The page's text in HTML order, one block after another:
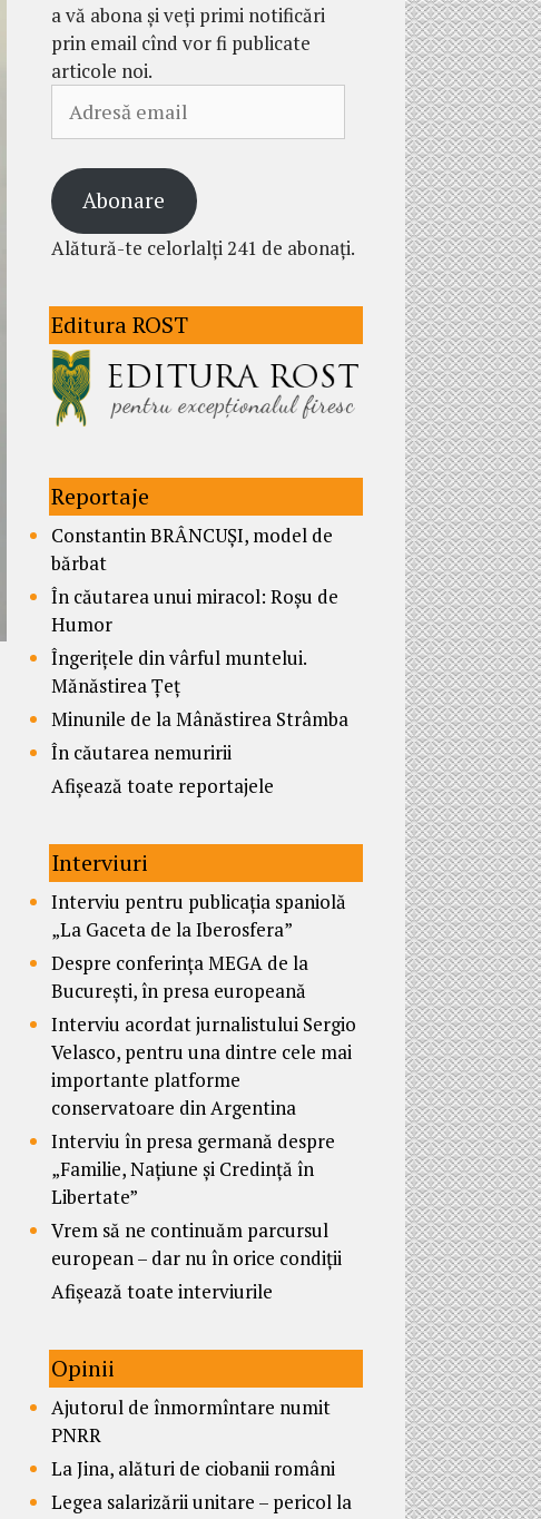
a vă abona și veți primi notificări
prin email cînd vor fi publicate
articole noi.
email
Abonare
Alătură-te celorlalți 241 de abonați.
Editura ROST
Reportaje
Constantin BRÂNCUȘI, model de
bărbat
În căutarea unui miracol: Roșu de
Humor
Îngerițele din vârful muntelui.
Mănăstirea Țeț
Minunile de la Mânăstirea Strâmba
În căutarea nemuririi
Afișează toate reportajele
Interviuri
Interviu pentru publicația spaniolă
„La Gaceta de la Iberosfera”
Despre conferința MEGA de la
București, în presa europeană
Interviu acordat jurnalistului Sergio
Velasco, pentru una dintre cele mai
importante platforme
conservatoare din Argentina
Interviu în presa germană despre
„Familie, Națiune și Credință în
Libertate”
Vrem să ne continuăm parcursul
european – dar nu în orice condiții
Afișează toate interviurile
Opinii
Ajutorul de înmormîntare numit
PNRR
La Jina, alături de ciobanii români
Legea salarizării unitare – pericol la